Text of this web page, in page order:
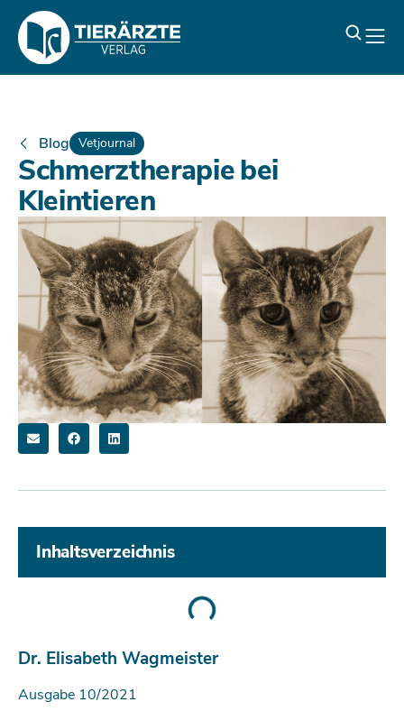
Blog Vetjournal
Schmerztherapie bei
Kleintieren
Inhaltsverzeichnis
Dr. Elisabeth Wagmeister
Ausgabe 10/2021